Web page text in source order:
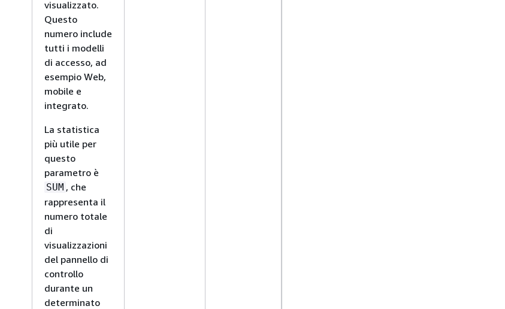
visualizzato.
Questo
numero include
tutti i modelli
di accesso, ad
esempio Web,
mobile e
integrato.
La statistica
più utile per
questo
parametro è
SUM , che
rappresenta il
numero totale
di
visualizzazioni
del pannello di
controllo
durante un
determinato